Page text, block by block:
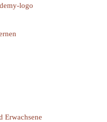
Erwachsene